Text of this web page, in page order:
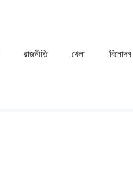
রাজনীতি খেলা ⁠বিনোদন